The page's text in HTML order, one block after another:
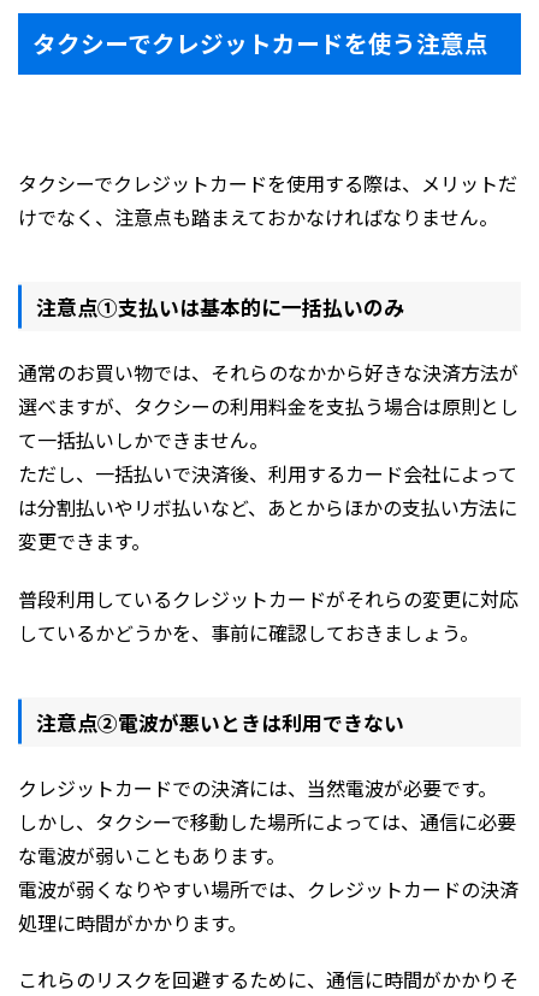
タクシーでクレジットカードを使う注意点
タクシーでクレジットカードを使用する際は、メリットだ
けでなく、注意点も踏まえておかなければなりません。
注意点①支払いは基本的に一括払いのみ
通常のお買い物では、それらのなかから好きな決済方法が
選べますが、タクシーの利用料金を支払う場合は原則とし
て一括払いしかできません。
ただし、一括払いで決済後、利用するカード会社によって
は分割払いやリボ払いなど、あとからほかの支払い方法に
変更できます。
普段利用しているクレジットカードがそれらの変更に対応
しているかどうかを、事前に確認しておきましょう。
注意点②電波が悪いときは利用できない
クレジットカードでの決済には、当然電波が必要です。
しかし、タクシーで移動した場所によっては、通信に必要
な電波が弱いこともあります。
電波が弱くなりやすい場所では、クレジットカードの決済
処理に時間がかかります。
これらのリスクを回避するために、通信に時間がかかりそ